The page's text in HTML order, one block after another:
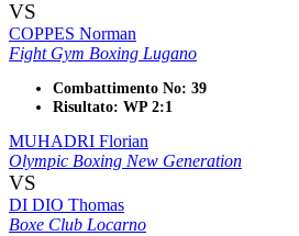
VS
COPPES Norman
Fight Gym Boxing Lugano
Combattimento No: 39
Risultato: WP 2:1
MUHADRI Florian
Olympic Boxing New Generation
VS
DI DIO Thomas
Boxe Club Locarno